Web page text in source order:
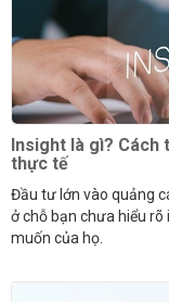
Insight là gì?
thực tế
Đầu tư lớn vào quảng
ở chỗ bạn chưa hiểu
muốn của họ.